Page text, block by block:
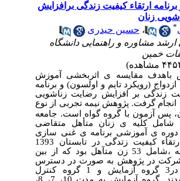
ارتقاء کیفیت زندگی برافزایش
زنان
،حسین حیدری
مشاوره و راهنمایی دانشگاه
خمین
باهدف مقایسه ی اثربخشی آموزش
(رویکرد تایم و اولسون) و برنامه
زندگی بر افزایش رضایت زناشویی
گرفت. پژوهش نیمه تجربی از نوع
پس آزمون با گروه گواه است. جامعه
کلیه ی زنان متأهل متقاضی
ی آموزشی برنامه ی غنی سازی
ازدواج و ارتقاء کیفیت زتدگی در تابستان 1393
نمونه ،شامل 53 زن متآهل بود که از بین
در پژوهش به صورت در دسترس
انتخاب و در3 گروه آزمایش و 1 گروه کنترل
.